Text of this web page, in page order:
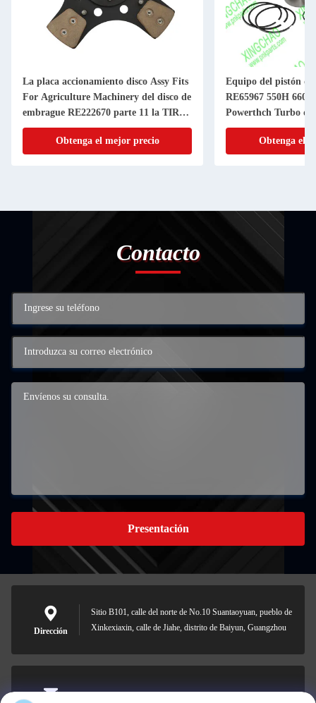
La placa accionamiento disco Assy Fits
For Agriculture Machinery del disco de
embrague RE222670 parte 11 la TIRA
de la pulgada 20
Obtenga el mejor precio
Equipo del pistón
RE65967 550H 6603
Powerthch Turbo
del cilindro del
Obtenga el
Contacto
Presentación
Dirección
Sitio B101, calle del norte de No.10 Suantaoyuan, pueblo de
Xinkexiaxin, calle de Jiahe, distrito de Baiyun, Guangzhou